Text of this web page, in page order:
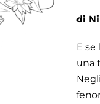
di
E se
una